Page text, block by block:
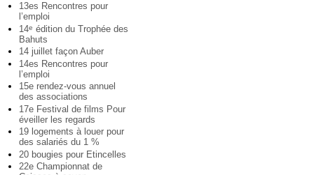
13es Rencontres pour
l’emploi
14e édition du Trophée des
Bahuts
14 juillet façon Auber
14es Rencontres pour
l’emploi
15e rendez-vous annuel
des associations
17e Festival de films Pour
éveiller les regards
19 logements à louer pour
des salariés du 1 %
20 bougies pour Etincelles
22e Championnat de